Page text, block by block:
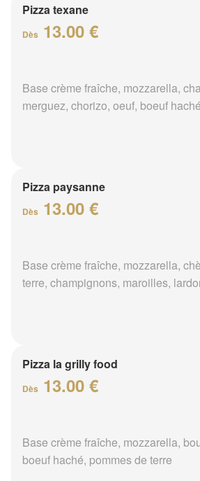
Pizza texane
Dès 13.00 €
Base crème fraîche, mozzarella,
merguez, chorizo, oeuf, boeuf haché
Pizza paysanne
Dès 13.00 €
Base crème fraîche, mozzarella,
terre, champignons, maroilles,
Pizza la grilly food
Dès 13.00 €
Base crème fraîche, mozzarella,
boeuf haché, pommes de terre